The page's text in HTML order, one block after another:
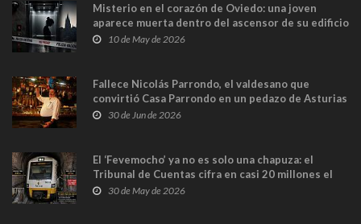
Misterio en el corazón de Oviedo: una joven
aparece muerta dentro del ascensor de su edificio
y las cámaras captan sus últimos minutos
10 de May de 2026
Fallece Nicolás Parrondo, el valdesano que
convirtió Casa Parrondo en un pedazo de Asturias
en Madrid
30 de Jun de 2026
El ‘Fevemocho’ ya no es solo una chapuza: el
Tribunal de Cuentas cifra en casi 20 millones el
sobrecoste de los trenes que no cabían por los
30 de May de 2026